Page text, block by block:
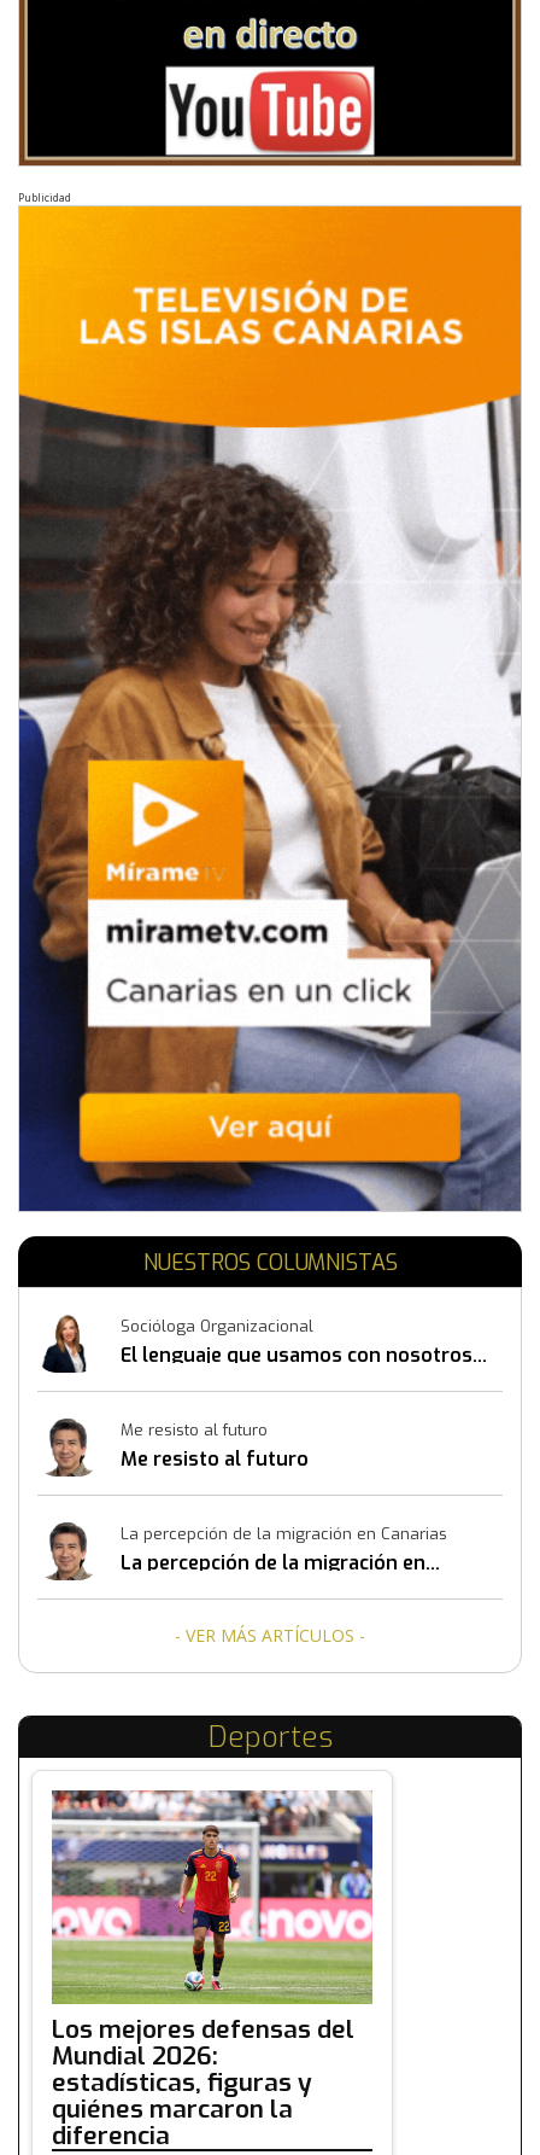
Publicidad
NUESTROS COLUMNISTAS
Socióloga Organizacional
El lenguaje que usamos con nosotros
Me resisto al futuro
Me resisto al futuro
La percepción de la migración en Canarias
La percepción de la migración en
- VER MÁS ARTÍCULOS -
Deportes
Los mejores defensas del
Mundial 2026:
estadísticas, figuras y
quiénes marcaron la
diferencia